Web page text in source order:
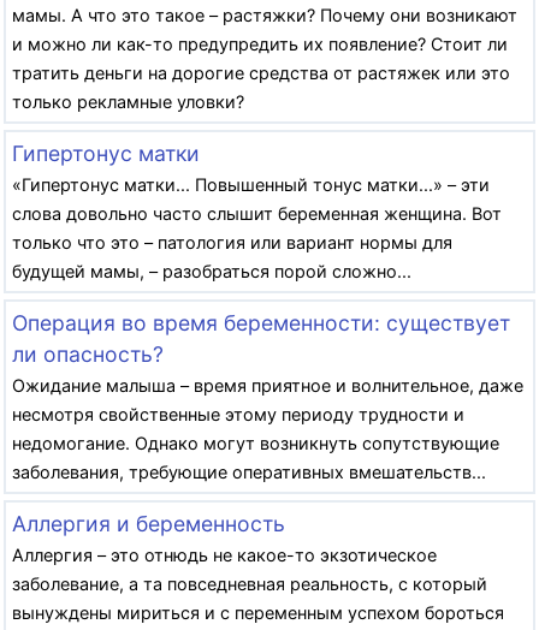
мамы. А что это такое – растяжки? Почему они возникают
и можно ли как-то предупредить их появление? Стоит ли
тратить деньги на дорогие средства от растяжек или это
только рекламные уловки?
Гипертонус матки
«Гипертонус матки... Повышенный тонус матки...» – эти
слова довольно часто слышит беременная женщина. Вот
только что это – патология или вариант нормы для
будущей мамы, – разобраться порой сложно...
Операция во время беременности: существует
ли опасность?
Ожидание малыша – время приятное и волнительное, даже
несмотря свойственные этому периоду трудности и
недомогание. Однако могут возникнуть сопутствующие
заболевания, требующие оперативных вмешательств...
Аллергия и беременность
Аллергия – это отнюдь не какое-то экзотическое
заболевание, а та повседневная реальность, с который
вынуждены мириться и с переменным успехом бороться